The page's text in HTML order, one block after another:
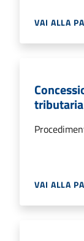
VAI ALLA
tributaria
VAI ALLA